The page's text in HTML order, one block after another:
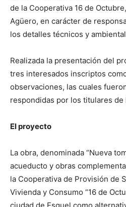
de la Cooperativa 16 de
Agüero, en carácter de
los detalles técnicos y
Realizada la presentación del
tres interesados inscriptos
observaciones, las cuales
respondidas por los titulares de
El proyecto
La obra, denominada “Nueva
acueducto y obras
la Cooperativa de Provisión de
Vivienda y Consumo “16 de